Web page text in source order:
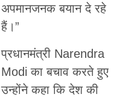
अपमानजनक बयान दे रहे
हैं।”
प्रधानमंत्री Narendra
Modi का बचाव करते हुए
उन्होंने कहा कि देश की